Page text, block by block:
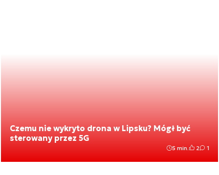
Czemu nie wykryto drona w Lipsku? Mógł być
sterowany przez 5G
5 min. 2 1